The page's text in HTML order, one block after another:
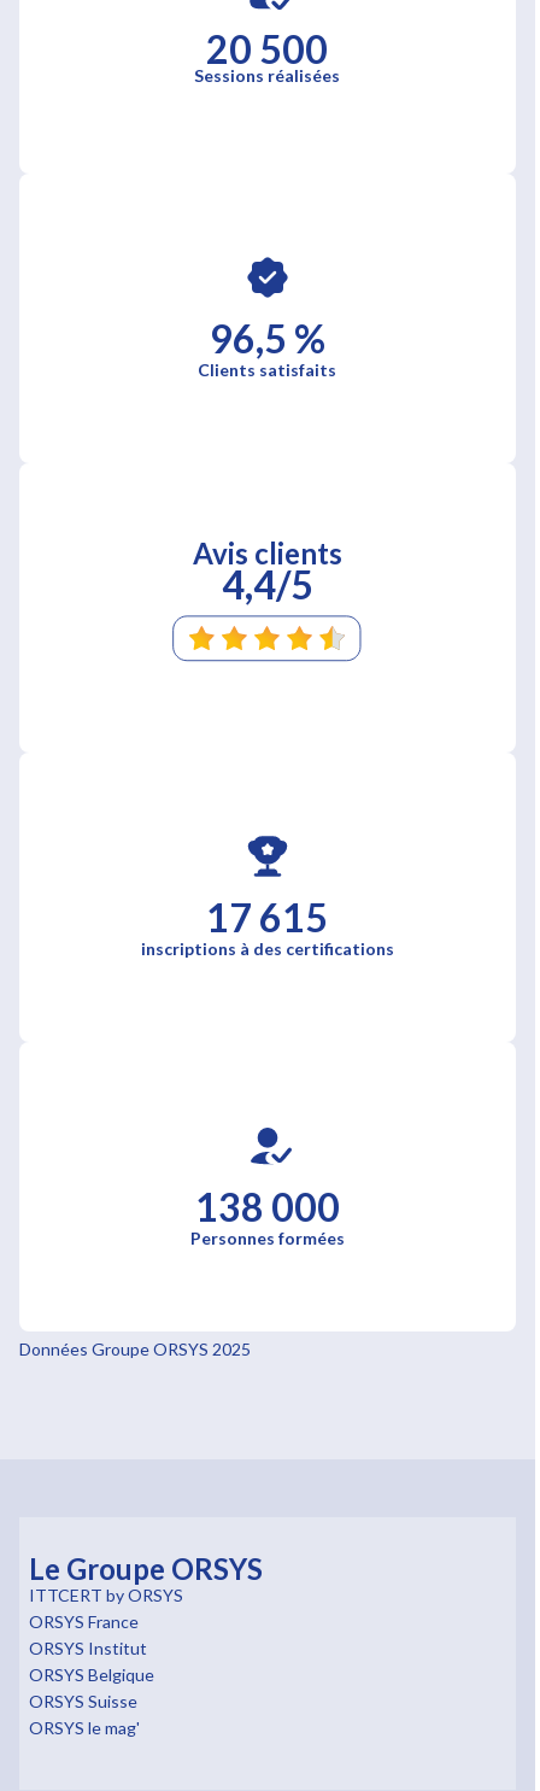
20 500
Sessions réalisées
96,5 %
Clients satisfaits
Avis clients
4,4/5
17 615
inscriptions à des certifications
138 000
Personnes formées
Données Groupe ORSYS 2025
Le Groupe ORSYS
ITTCERT by ORSYS
ORSYS France
ORSYS Institut
ORSYS Belgique
ORSYS Suisse
ORSYS le mag'